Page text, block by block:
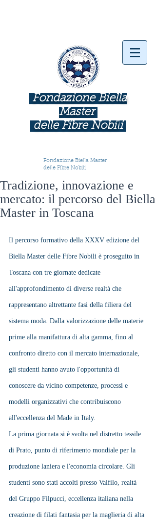
Fondazione Biella
Master
delle Fibre Nobili
Fondazione Biella Master
delle Fibre Nobili
Tradizione, innovazione e
mercato: il percorso del Biella
Master in Toscana
Il percorso formativo della XXXV edizione del
Biella Master delle Fibre Nobili è proseguito in
Toscana con tre giornate dedicate
all'approfondimento di diverse realtà che
rappresentano altrettante fasi della filiera del
sistema moda. Dalla valorizzazione delle materie
prime alla manifattura di alta gamma, fino al
confronto diretto con il mercato internazionale,
gli studenti hanno avuto l'opportunità di
conoscere da vicino competenze, processi e
modelli organizzativi che contribuiscono
all'eccellenza del Made in Italy.
La prima giornata si è svolta nel distretto tessile
di Prato, punto di riferimento mondiale per la
produzione laniera e l'economia circolare. Gli
studenti sono stati accolti presso Valfilo, realtà
del Gruppo Filpucci, eccellenza italiana nella
creazione di filati fantasia per la maglieria di alta